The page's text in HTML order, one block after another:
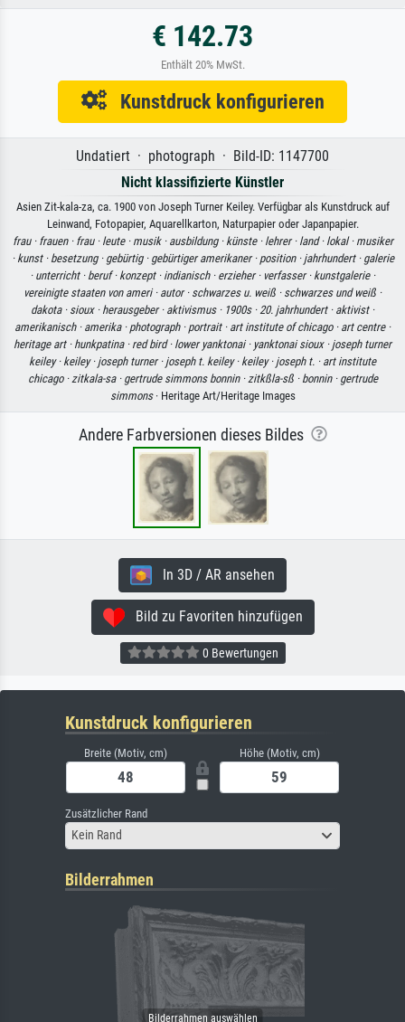
€ 142.73
Enthält 20% MwSt.
Kunstdruck konfigurieren
Undatiert · photograph · Bild-ID: 1147700
Nicht klassifizierte Künstler
Asien Zit-kala-za, ca. 1900 von Joseph Turner Keiley. Verfügbar als Kunstdruck auf
Leinwand, Fotopapier, Aquarellkarton, Naturpapier oder Japanpapier.
frau · frauen · frau · leute · musik · ausbildung · künste · lehrer · land · lokal · musiker
· kunst · besetzung · gebürtig · gebürtiger amerikaner · position · jahrhundert · galerie
· unterricht · beruf · konzept · indianisch · erzieher · verfasser · kunstgalerie ·
vereinigte staaten von ameri · autor · schwarzes u. weiß · schwarzes und weiß ·
dakota · sioux · herausgeber · aktivismus · 1900s · 20. jahrhundert · aktivist ·
amerikanisch · amerika · photograph · portrait · art institute of chicago · art centre ·
heritage art · hunkpatina · red bird · lower yanktonai · yanktonai sioux · joseph turner
keiley · keiley · joseph turner · joseph t. keiley · keiley · joseph t. · art institute
chicago · zitkala-sa · gertrude simmons bonnin · zitkßla-sß · bonnin · gertrude
simmons· Heritage Art/Heritage Images
Andere Farbversionen dieses Bildes
In 3D / AR ansehen
Bild zu Favoriten hinzufügen
0 Bewertungen
Kunstdruck konfigurieren
Breite (Motiv, cm) Höhe (Motiv, cm)
Zusätzlicher Rand
Kein Rand
Bilderrahmen